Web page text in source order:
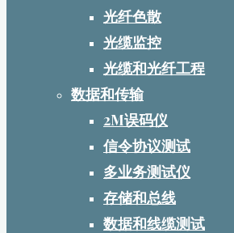
光纤色散
光缆监控
光缆和光纤工程
数据和传输
2M误码仪
信令协议测试
多业务测试仪
存储和总线
数据和线缆测试